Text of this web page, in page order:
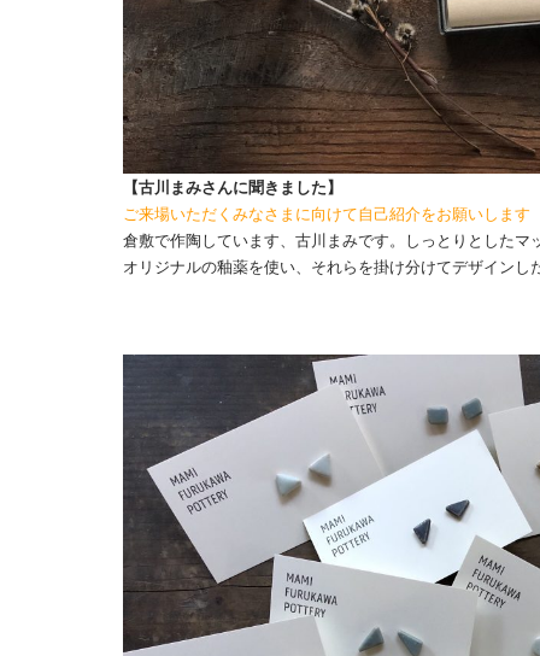
【古川まみさんに聞きました】
ご来場いただくみなさまに向けて自己紹介をお願いします
倉敷で作陶しています、古川まみです。しっとりとした
オリジナルの釉薬を使い、それらを掛け分けてデザインし